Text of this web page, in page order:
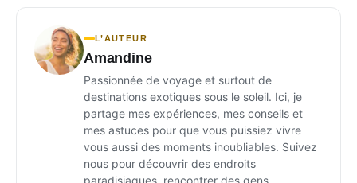
L’AUTEUR
Amandine
Passionnée de voyage et surtout de
destinations exotiques sous le soleil. Ici, je
partage mes expériences, mes conseils et
mes astuces pour que vous puissiez vivre
vous aussi des moments inoubliables. Suivez
nous pour découvrir des endroits
paradisiaques, rencontrer des gens